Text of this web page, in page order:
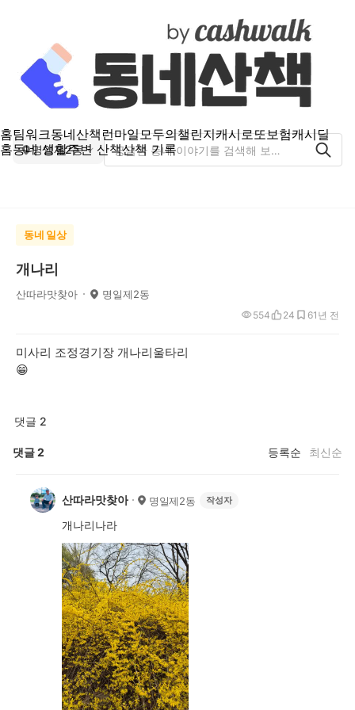
홈팀워크동네산책 런마일모두의챌린지캐시로또보험캐시딜
홈동네 생활주변 산책산책 기록
명일제2동
동네 일상
개나리
산따라맛찾아 명일제2동
1년 전
554 24 6
미사리 조정경기장 개나리울타리
😁
댓글 2
댓글2 등록순 최신순
산따라맛찾아 명일제2동 작성자
개나리나라